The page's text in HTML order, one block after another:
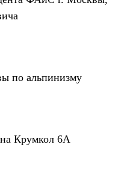
по альпинизму
Крумкол 6А